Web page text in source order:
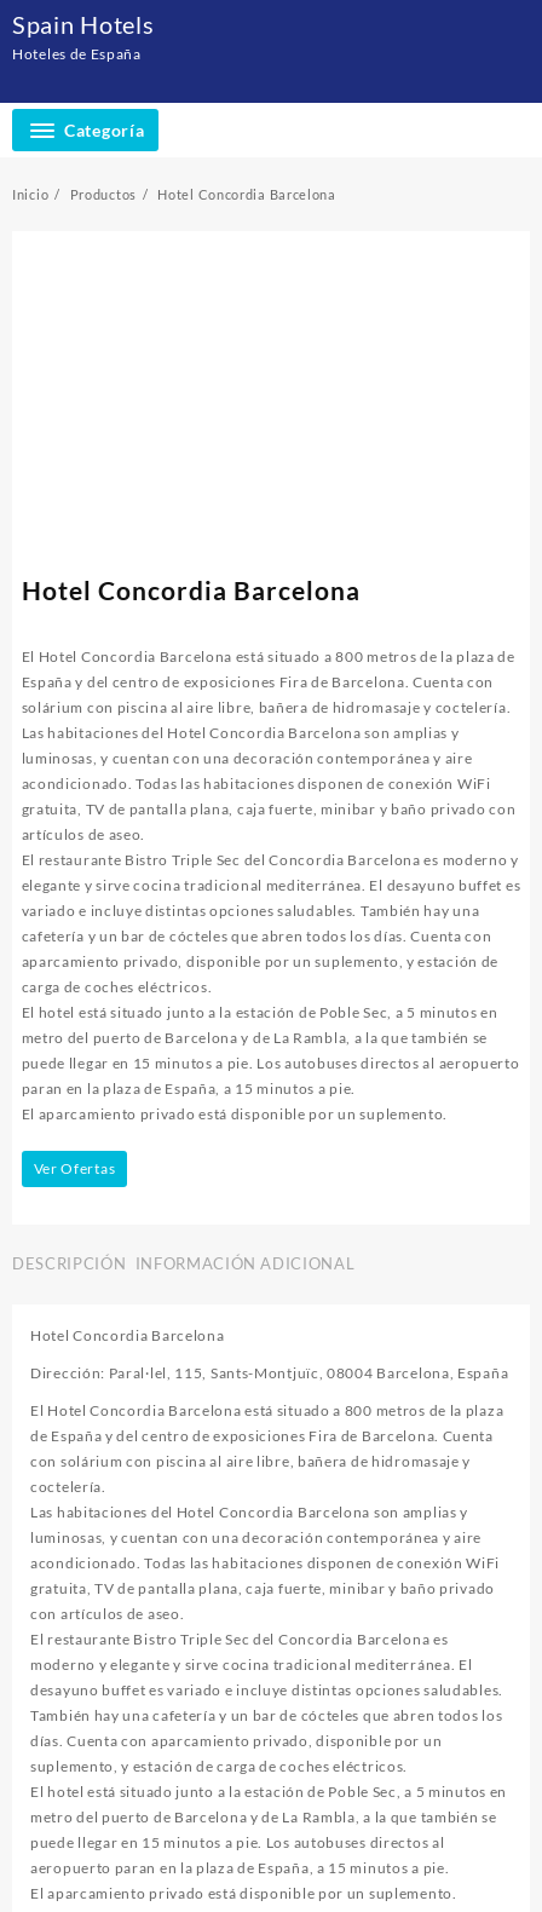
contenido
Spain Hotels
Hoteles de España
Categoría
Inicio Productos Hotel Concordia Barcelona
Hotel Concordia Barcelona
El Hotel Concordia Barcelona está situado a 800 metros de la plaza de
España y del centro de exposiciones Fira de Barcelona. Cuenta con
solárium con piscina al aire libre, bañera de hidromasaje y coctelería.
Las habitaciones del Hotel Concordia Barcelona son amplias y
luminosas, y cuentan con una decoración contemporánea y aire
acondicionado. Todas las habitaciones disponen de conexión WiFi
gratuita, TV de pantalla plana, caja fuerte, minibar y baño privado con
artículos de aseo.
El restaurante Bistro Triple Sec del Concordia Barcelona es moderno y
elegante y sirve cocina tradicional mediterránea. El desayuno buffet es
variado e incluye distintas opciones saludables. También hay una
cafetería y un bar de cócteles que abren todos los días. Cuenta con
aparcamiento privado, disponible por un suplemento, y estación de
carga de coches eléctricos.
El hotel está situado junto a la estación de Poble Sec, a 5 minutos en
metro del puerto de Barcelona y de La Rambla, a la que también se
puede llegar en 15 minutos a pie. Los autobuses directos al aeropuerto
paran en la plaza de España, a 15 minutos a pie.
El aparcamiento privado está disponible por un suplemento.
Ver Ofertas
DESCRIPCIÓN INFORMACIÓN ADICIONAL
Hotel Concordia Barcelona
Dirección: Paral·lel, 115, Sants-Montjuïc, 08004 Barcelona, España
El Hotel Concordia Barcelona está situado a 800 metros de la plaza
de España y del centro de exposiciones Fira de Barcelona. Cuenta
con solárium con piscina al aire libre, bañera de hidromasaje y
coctelería.
Las habitaciones del Hotel Concordia Barcelona son amplias y
luminosas, y cuentan con una decoración contemporánea y aire
acondicionado. Todas las habitaciones disponen de conexión WiFi
gratuita, TV de pantalla plana, caja fuerte, minibar y baño privado
con artículos de aseo.
El restaurante Bistro Triple Sec del Concordia Barcelona es
moderno y elegante y sirve cocina tradicional mediterránea. El
desayuno buffet es variado e incluye distintas opciones saludables.
También hay una cafetería y un bar de cócteles que abren todos los
días. Cuenta con aparcamiento privado, disponible por un
suplemento, y estación de carga de coches eléctricos.
El hotel está situado junto a la estación de Poble Sec, a 5 minutos en
metro del puerto de Barcelona y de La Rambla, a la que también se
puede llegar en 15 minutos a pie. Los autobuses directos al
aeropuerto paran en la plaza de España, a 15 minutos a pie.
El aparcamiento privado está disponible por un suplemento.